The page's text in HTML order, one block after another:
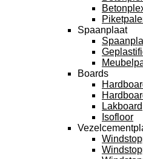
Spaanplaat
Boards
Lakboard
Isofloor